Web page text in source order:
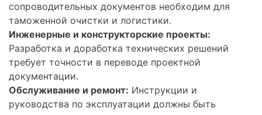
сопроводительных документов необходим для
таможенной очистки и логистики.
Инженерные и конструкторские проекты:
Разработка и доработка технических решений
требует точности в переводе проектной
документации.
Обслуживание и ремонт: Инструкции и
руководства по эксплуатации должны быть